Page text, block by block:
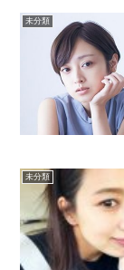
未分類
未分類